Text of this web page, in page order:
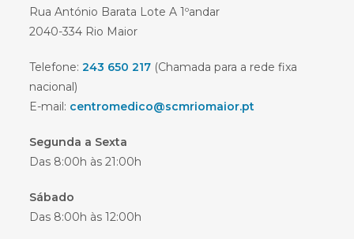
Rua António Barata Lote A 1ºandar
2040-334 Rio Maior
Telefone:243 650 217 (Chamada para a rede fixa
nacional)
E-mail: centromedico@scmriomaior.pt
Segunda a Sexta
Das 8:00h às 21:00h
Sábado
Das 8:00h às 12:00h